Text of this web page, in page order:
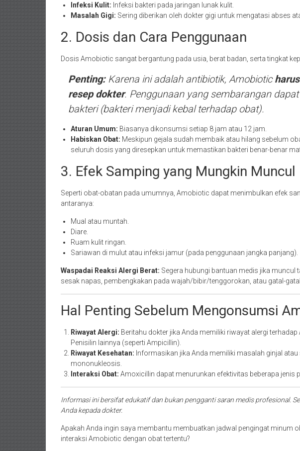
Infeksi Kulit: Infeksi bakteri pada jaringan lunak kulit.
Masalah Gigi: Sering diberikan oleh dokter gigi untuk mengatasi abses
2. Dosis dan Cara Penggunaan
Dosis Amobiotic sangat bergantung pada usia, berat badan, serta tingkat
Penting:Karena ini adalah antibiotik, Amobiotic
resep dokter. Penggunaan yang sembarangan
bakteri (bakteri menjadi kebal terhadap obat).
Aturan Umum: Biasanya dikonsumsi setiap 8 jam atau 12 jam.
Habiskan Obat: Meskipun gejala sudah membaik atau hilang sebelum
seluruh dosis yang diresepkan untuk memastikan bakteri benar-benar
3. Efek Samping yang Mungkin Muncul
Seperti obat-obatan pada umumnya, Amobiotic dapat menimbulkan efek
antaranya:
Mual atau muntah.
Diare.
Ruam kulit ringan.
Sariawan di mulut atau infeksi jamur (pada penggunaan jangka panjang).
Waspadai Reaksi Alergi Berat: Segera hubungi bantuan medis jika muncul
sesak napas, pembengkakan pada wajah/bibir/tenggorokan, atau gatal-
Hal Penting Sebelum Mengonsumsi
Riwayat Alergi: Beritahu dokter jika Anda memiliki riwayat alergi
Penisilin lainnya (seperti Ampicillin).
Riwayat Kesehatan: Informasikan jika Anda memiliki masalah ginjal
mononukleosis.
Interaksi Obat: Amoxicillin dapat menurunkan efektivitas beberapa jenis
Informasi ini bersifat edukatif dan bukan pengganti saran medis profesional.
Anda kepada dokter.
Apakah Anda ingin saya membantu membuatkan jadwal pengingat minum
interaksi Amobiotic dengan obat tertentu?